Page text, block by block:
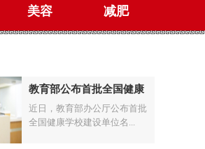
美容 减肥
教育部公布首批全国健康
近日，教育部办公厅公布首批
全国健康学校建设单位名...